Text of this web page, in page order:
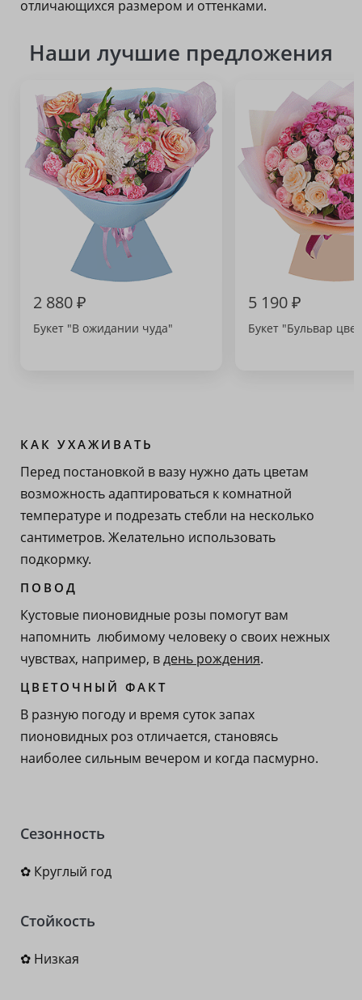
отличающихся размером и оттенками.
Наши лучшие предложения
2 880 ₽
Букет "В ожидании чуда"
5 190 ₽
Букет "Бульвар
КАК УХАЖИВАТЬ
Перед постановкой в вазу нужно дать цветам
возможность адаптироваться к комнатной
температуре и подрезать стебли на несколько
сантиметров. Желательно использовать
подкормку.
ПОВОД
Кустовые пионовидные розы помогут вам
напомнить любимому человеку о своих нежных
чувствах, например, вдень рождения.
ЦВЕТОЧНЫЙ ФАКТ
В разную погоду и время суток запах
пионовидных роз отличается, становясь
наиболее сильным вечером и когда пасмурно.
Сезонность
✿ Круглый год
Стойкость
✿ Низкая